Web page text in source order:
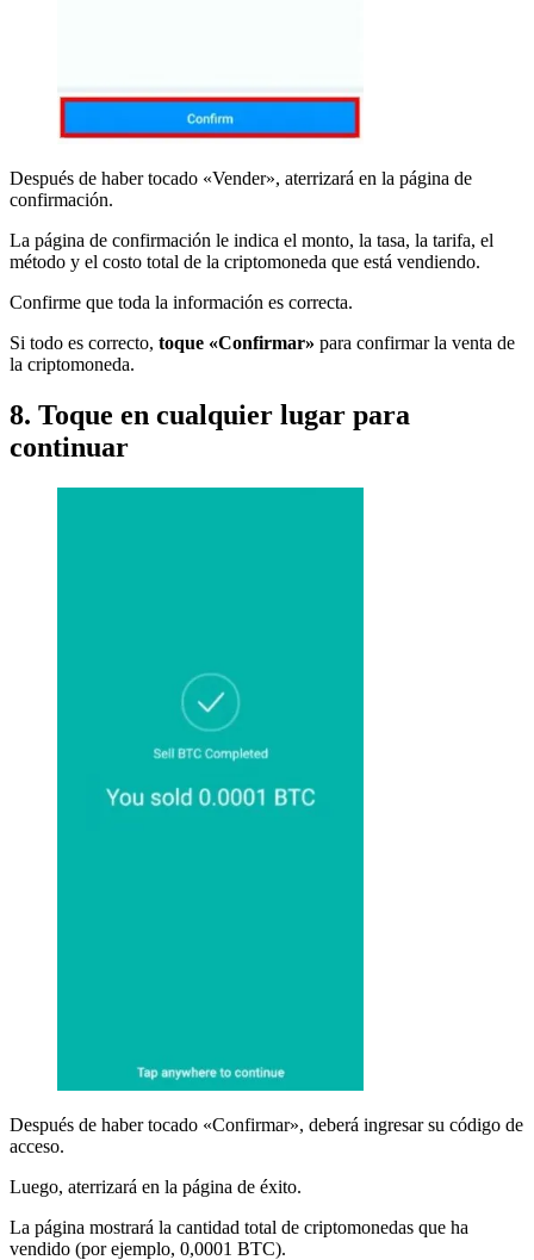
Después de haber tocado «Vender», aterrizará en la página de
confirmación.
La página de confirmación le indica el monto, la tasa, la tarifa, el
método y el costo total de la criptomoneda que está vendiendo.
Confirme que toda la información es correcta.
Si todo es correcto, toque «Confirmar» para confirmar la venta de
la criptomoneda.
8. Toque en cualquier lugar para
continuar
Después de haber tocado «Confirmar», deberá ingresar su código de
acceso.
Luego, aterrizará en la página de éxito.
La página mostrará la cantidad total de criptomonedas que ha
vendido (por ejemplo, 0,0001 BTC).